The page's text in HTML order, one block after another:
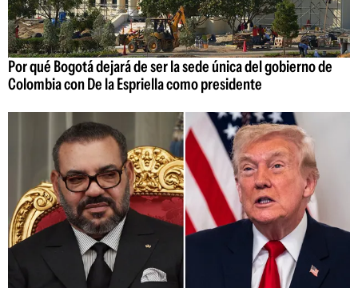
Por qué Bogotá dejará de ser la sede única del gobierno de
Colombia con De la Espriella como presidente